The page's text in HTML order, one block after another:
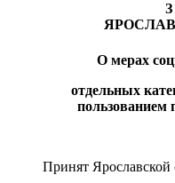
О мерах
отдельных
пользованием
Принят